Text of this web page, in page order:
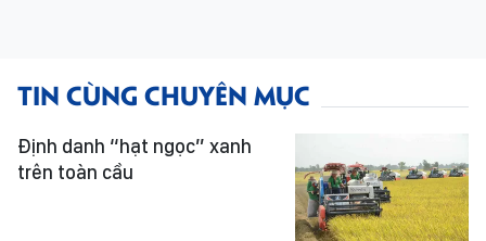
TIN CÙNG CHUYÊN MỤC
Định danh “hạt ngọc” xanh
trên toàn cầu